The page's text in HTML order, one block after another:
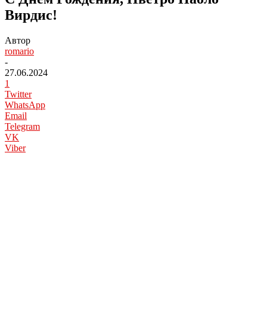
Вирдис!
Автор
romario
-
27.06.2024
1
Twitter
WhatsApp
Email
Telegram
VK
Viber